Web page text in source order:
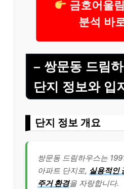
금호어울
분석 바
– 쌍문동 드림
단지 정보와 입
단지 정보 개요
쌍문동 드림하우스는
아파트 단지로, 실용적인
주거 환경을 자랑합니다.